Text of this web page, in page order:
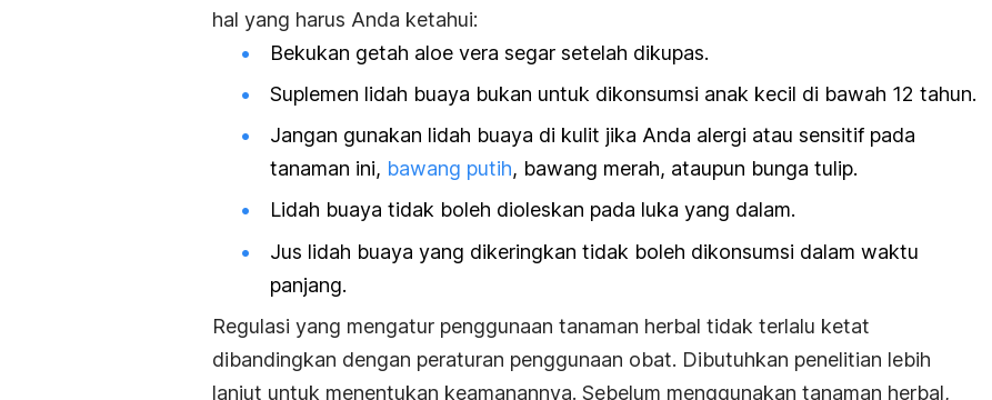
hal yang harus Anda ketahui:
Bekukan getah aloe vera segar setelah dikupas.
Suplemen lidah buaya bukan untuk dikonsumsi anak kecil di bawah 12 tahun.
Jangan gunakan lidah buaya di kulit jika Anda alergi atau sensitif pada
tanaman ini, bawang putih, bawang merah, ataupun bunga tulip.
Lidah buaya tidak boleh dioleskan pada luka yang dalam.
Jus lidah buaya yang dikeringkan tidak boleh dikonsumsi dalam waktu
panjang.
Regulasi yang mengatur penggunaan tanaman herbal tidak terlalu ketat
dibandingkan dengan peraturan penggunaan obat. Dibutuhkan penelitian lebih
lanjut untuk menentukan keamanannya. Sebelum menggunakan tanaman herbal,